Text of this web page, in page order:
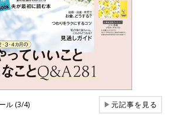
ル (3/4) ▶元記事を見る